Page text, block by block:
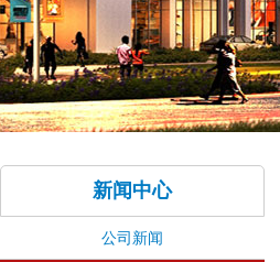
新闻中心
公司新闻